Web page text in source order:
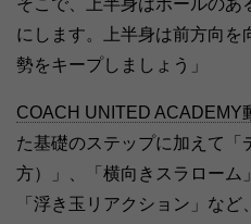
そこで、上半身はボールのあ
にします。上半身は前方向を
勢をキープしましょう」
COACH UNITED ACADEMY
た基礎のステップに加えて「
方）」、「横向きスラローム
「浮き玉リアクション」な